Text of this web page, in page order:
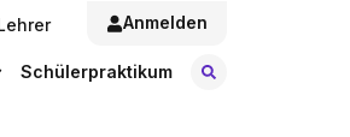
Anmelden
Schülerpraktikum